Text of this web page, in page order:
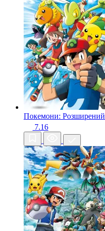
Покемони: Розширений
7.16